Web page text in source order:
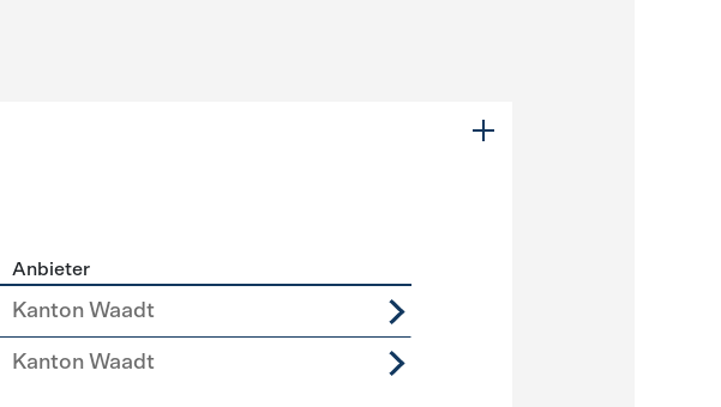
Anbieter
Kanton Waadt
Kanton Waadt